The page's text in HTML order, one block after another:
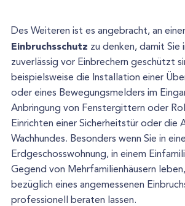
Des Weiteren ist es angebracht, an
Einbruchsschutz zu denken, damit Sie
zuverlässig vor Einbrechern geschützt
beispielsweise die Installation einer
oder eines Bewegungsmelders im
Anbringung von Fenstergittern oder
Einrichten einer Sicherheitstür oder die
Wachhundes. Besonders wenn Sie in
Erdgeschosswohnung, in einem
Gegend von Mehrfamilienhäusern
bezüglich eines angemessenen
professionell beraten lassen.